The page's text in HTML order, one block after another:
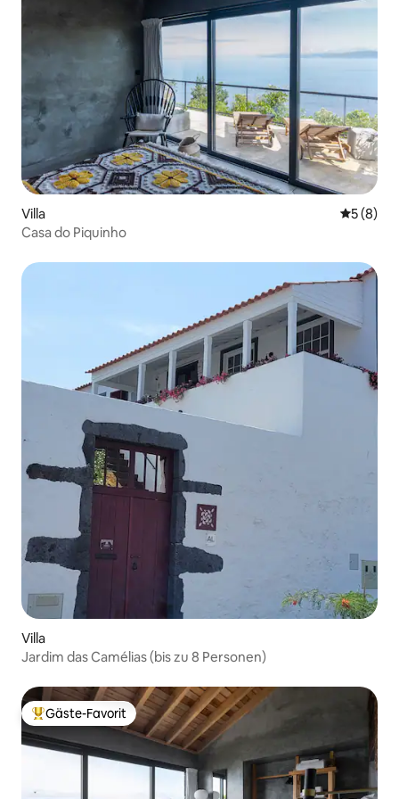
Villa
5 (8)
Casa do Piquinho
Villa
Jardim das Camélias (bis zu 8 Personen)
Beliebter Gäste-Favorit.
Gäste-Favorit